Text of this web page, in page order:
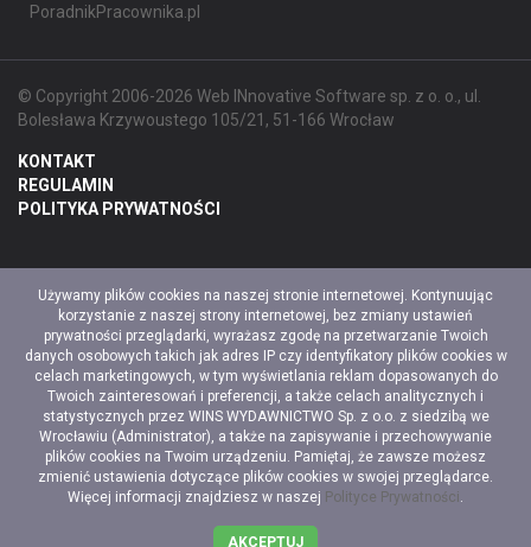
PoradnikPracownika.pl
© Copyright 2006-2026 Web INnovative Software sp. z o. o., ul.
Bolesława Krzywoustego 105/21, 51-166 Wrocław
KONTAKT
REGULAMIN
POLITYKA PRYWATNOŚCI
Używamy plików cookies na naszej stronie internetowej. Kontynuując
korzystanie z naszej strony internetowej, bez zmiany ustawień
prywatności przeglądarki, wyrażasz zgodę na przetwarzanie Twoich
danych osobowych takich jak adres IP czy identyfikatory plików cookies w
celach marketingowych, w tym wyświetlania reklam dopasowanych do
Twoich zainteresowań i preferencji, a także celach analitycznych i
statystycznych przez WINS WYDAWNICTWO Sp. z o.o. z siedzibą we
Wrocławiu (Administrator), a także na zapisywanie i przechowywanie
plików cookies na Twoim urządzeniu. Pamiętaj, że zawsze możesz
zmienić ustawienia dotyczące plików cookies w swojej przeglądarce.
Więcej informacji znajdziesz w naszej Polityce Prywatności.
AKCEPTUJ